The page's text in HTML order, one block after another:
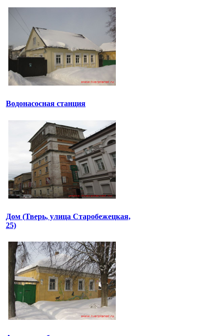
Водонасосная станция
Дом (Тверь, улица Старобежецкая,
25)